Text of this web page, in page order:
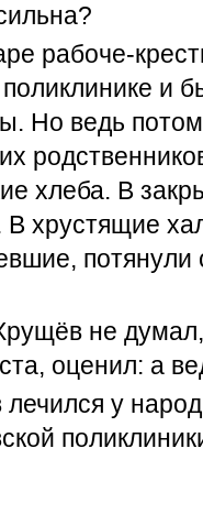
рабоче-
поликлинике и
Но ведь
хлеба. В
хрустящие
не
оценил: а
у